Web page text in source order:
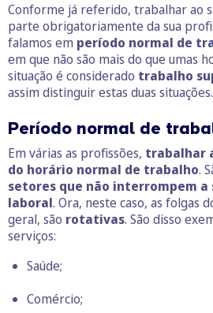
Conforme já referido, trabalhar ao
parte obrigatoriamente da sua
falamos em período normal de
em que não são mais do que umas
situação é considerado trabalho
assim distinguir estas duas situações.
Período normal de
Em várias as profissões, trabalhar
do horário normal de trabalho.
setores que não interrompem a
laboral. Ora, neste caso, as folgas
geral, são rotativas. São disso
serviços:
Saúde;
Comércio;